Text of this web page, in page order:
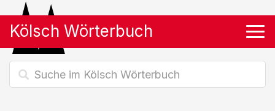
Kölsch Wörterbuch